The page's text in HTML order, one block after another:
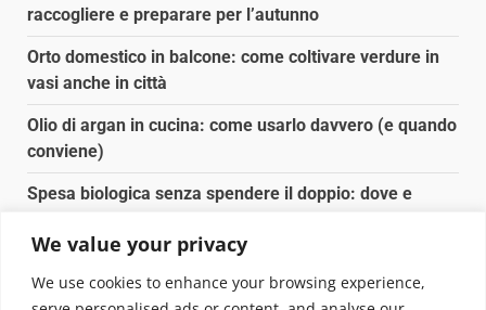
We value your privacy
We use cookies to enhance your browsing experience,
raccogliere e preparare per l’autunno
Orto domestico in balcone: come coltivare verdure in
vasi anche in città
Olio di argan in cucina: come usarlo davvero (e quando
conviene)
Spesa biologica senza spendere il doppio: dove e
Spesa biologica senza spendere il doppio: strategie
concrete